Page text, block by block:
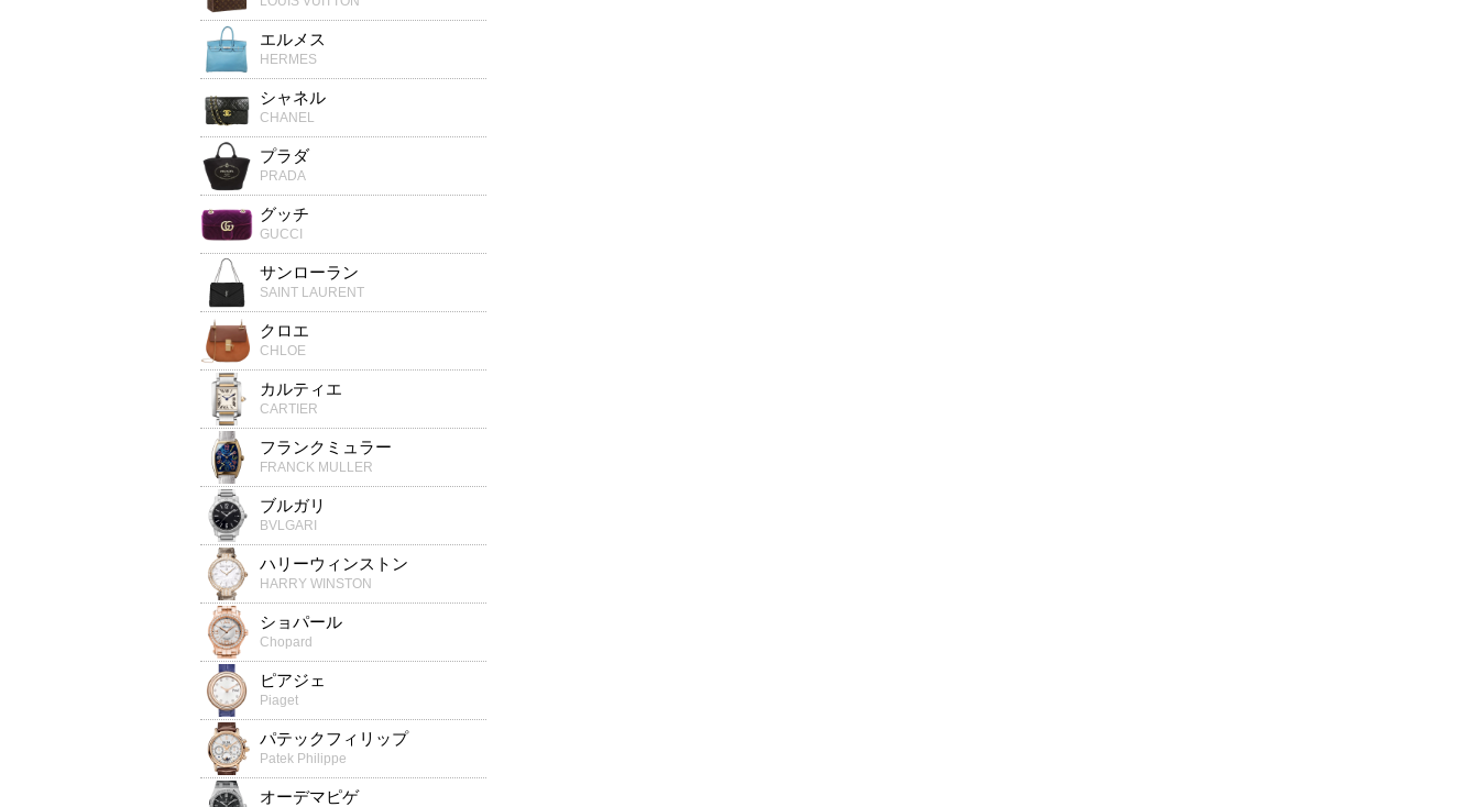
エルメス
HERMES
シャネル
CHANEL
プラダ
PRADA
グッチ
GUCCI
サンローラン
SAINT LAURENT
クロエ
CHLOE
カルティエ
CARTIER
フランクミュラー
FRANCK MULLER
ブルガリ
BVLGARI
ハリーウィンストン
HARRY WINSTON
ショパール
Chopard
ピアジェ
Piaget
パテックフィリップ
Patek Philippe
オーデマピゲ